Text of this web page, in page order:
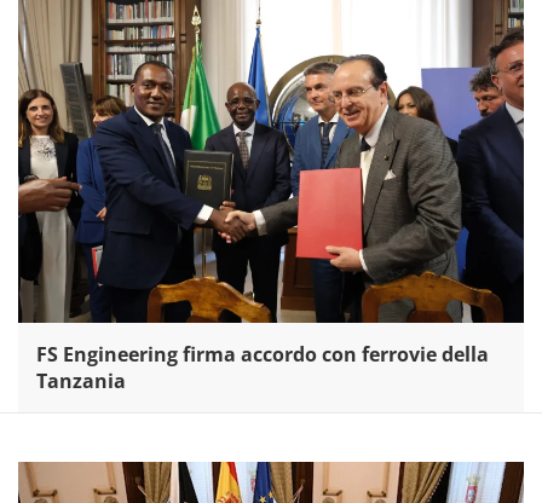
FS Engineering firma accordo con ferrovie della
Tanzania